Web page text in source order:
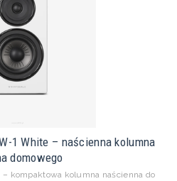
1 White – naścienna kolumna
domowego
– kompaktowa kolumna naścienna do